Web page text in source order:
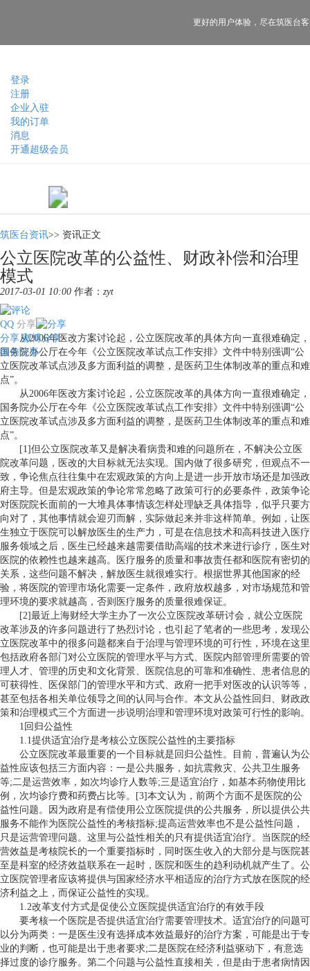
登录
注册
企业入驻
我的订单
消息
开通超级会员
更好的用户体验， 尽在筑医台
筑医台资讯>> 资讯正文
公立医院改革的公益性、财政补偿和治理
模式
2017-03-01 10:00 作者： zyt
分享
QQ
分享 微博分享
微信分享
从2006年医改方案讨论起，公立医院改革的具体方向一直很难确定，
国务院办公厅在今年《公立医院改革试点工作安排》文件中特别强调“公
立医院改革试点涉及多方面利益的调整，是医药卫生体制改革的重点和难
点”。
从2006年医改方案讨论起，公立医院改革的具体方向一直很难确定，
国务院办公厅在今年《公立医院改革试点工作安排》文件中特别强调“公
立医院改革试点涉及多方面利益的调整，是医药卫生体制改革的重点和难
点”。
[1]但公立医院改革又是解决看病贵和难的问题所在，不解决公立医
院改革问题，医改的大目标就无法实现。国内做了很多研究，但观点不一
致，争论焦点往往集中在宏观政策的方向上是进一步开放市场还是加强政
府主导。但是宏观政策的争论常常忽略了政策可行的必要条件，政策争论
对医院院长面前的一大堆具体事情该怎样处理缺乏具体指导，似乎只要方
向对了，其他事情就会迎刃而解，实际做起来并非这样简单。例如，让医
生独立于医院可以解放医生的生产力，可是在信息技术和高科技进入医疗
服务领域之后，医生已经越来越需要借助高端的技术来进行诊疗，医生对
医院的依赖性也越来越高。医疗服务的质量和事故责任都和医院有密切的
关系，这些问题不解决，解放医生就很难实行。根据世界其他国家的经
验，将医院的管理市场化需要一定条件，政府放权越多，对市场规范和管
理环境的要求就越高，否则医疗服务的质量很难保证。
[2]最近上海财经大学主办了一次公立医院改革研讨会，就公立医院
改革涉及的许多问题进行了热烈讨论，也引起了笔者的一些思考，发现公
立医院改革中的很多问题都来自于治理与管理环境的可行性，环境在这里
包括政府各部门对公立医院的管理水平与方式、医院内部管理所需要的管
理人才、管理的历史和文化背景、医院信息的可靠和准确性、患者信息的
可获得性、医保部门的管理水平和方式、政府一把手对医改的认识等等，
甚至包括各相关单位领导之间的认同与合作。本文从公益性回归、财政政
策和治理模式三个方面进一步说明治理和管理环境对政策可行性的影响。
1回归公益性
1.1提供适宜治疗是考核公立医院公益性的主要指标
公立医院改革最重要的一个目标就是回归公益性。目前，普遍认为公
益性应该包括三方面内容：一是公共服务，如抗震救灾、公共卫生服务
等;二是运营效率，如次均诊疗人数等;三是适宜治疗，如基本药物使用比
例，次均诊疗费和药费占比等。[3]本文认为，前两个方面不是医院的公
益性问题。因为政府是有偿使用公立医院提供的公共服务，所以提供公共
服务不能作为医院公益性的考核指标;提高运营效率也不是公益性问题，
只是运营管理问题。这里与公益性相关的只有提供适宜治疗。当医院的经
营效益是考核院长的一个重要指标时，同时医生收入的大部分是与医院甚
至是科室的经济效益联系在一起时，医院和医生的趋利动机就产生了。公
立医院管理者应该将提供与国家经济水平相适应的治疗方式放在医院的经
济利益之上，而保证公益性的实现。
1.2改革支付方式是促使公立医院提供适宜治疗的有效手段
要考核一个医院是否提供适宜治疗需要管理技术。适宜治疗的问题可
以分为两类：一是医生没有选择成本效益最好的治疗方案，可能是出于专
业的判断，也可能是出于患者要求;二是医院在经济利益驱动下，有意选
择过度的诊疗服务。第二个问题与公益性直接相关，但是由于患者病情因